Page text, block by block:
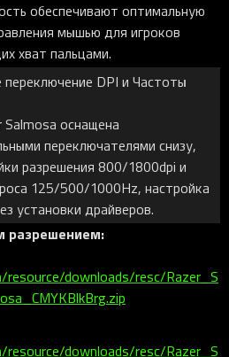
обеспечивают оптимальную
мышью для игроков
хват пальцами.
переключение DPI и Частоты
оснащена
переключателями снизу,
разрешения 800/1800dpi и
125/500/1000Hz, настройка
установки драйверов.
разрешением:
downloads/resc/Razer_S
downloads/resc/Razer_S